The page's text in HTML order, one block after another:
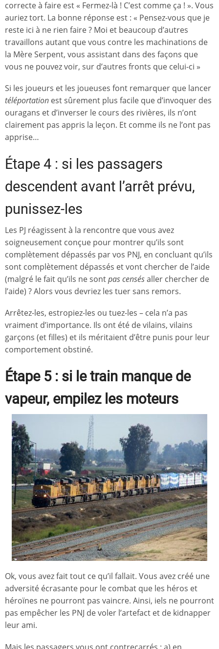
correcte à faire est « Fermez-là ! C’est comme ça ! ». Vous
auriez tort. La bonne réponse est : « Pensez-vous que je
reste ici à ne rien faire ? Moi et beaucoup d’autres
travaillons autant que vous contre les machinations de
la Mère Serpent, vous assistant dans des façons que
vous ne pouvez voir, sur d’autres fronts que celui-ci »
Si les joueurs et les joueuses font remarquer que lancer
téléportation est sûrement plus facile que d’invoquer des
ouragans et d’inverser le cours des rivières, ils n’ont
clairement pas appris la leçon. Et comme ils ne l’ont pas
apprise…
Étape 4 : si les passagers
descendent avant l’arrêt prévu,
punissez-les
Les PJ réagissent à la rencontre que vous avez
soigneusement conçue pour montrer qu’ils sont
complètement dépassés par vos PNJ, en concluant qu’ils
sont complètement dépassés et vont chercher de l’aide
(malgré le fait qu’ils ne sontpas censésaller chercher de
l’aide) ? Alors vous devriez les tuer sans remors.
Arrêtez-les, estropiez-les ou tuez-les – cela n’a pas
vraiment d’importance. Ils ont été de vilains, vilains
garçons (et filles) et ils méritaient d’être punis pour leur
comportement obstiné.
Étape 5 : si le train manque de
vapeur, empilez les moteurs
Ok, vous avez fait tout ce qu’il fallait. Vous avez créé une
adversité écrasante pour le combat que les héros et
héroïnes ne pourront pas vaincre. Ainsi, iels ne pourront
pas empêcher les PNJ de voler l’artefact et de kidnapper
leur ami.